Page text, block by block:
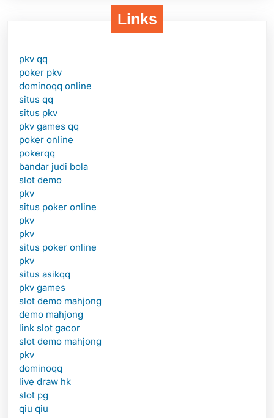
Links
pkv qq
poker pkv
dominoqq online
situs qq
situs pkv
pkv games qq
poker online
pokerqq
bandar judi bola
slot demo
pkv
situs poker online
pkv
pkv
situs poker online
pkv
situs asikqq
pkv games
slot demo mahjong
demo mahjong
link slot gacor
slot demo mahjong
pkv
dominoqq
live draw hk
slot pg
qiu qiu